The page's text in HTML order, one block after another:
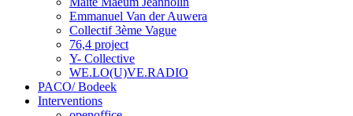
Emmanuel Van der Auwera
Collectif 3ème Vague
76,4 project
Y- Collective
WE.LO(U)VE.RADIO
PACO/ Bodeek
Interventions